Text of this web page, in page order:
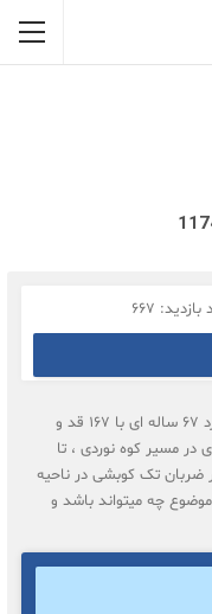
667
با سلام و وقت بخیر ، جناب دکتر عزیز ، من مرد 67 ساله ای با 167 قد و
در مسیر کوه نوردی ، تا
بدنم گرم شود ، گاهی جمعا حدود 4 بار ضربان تک کوبشی در ناحیه
چه میتواند باشد و